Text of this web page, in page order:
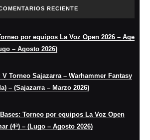
RECIENTE
por equipos La Voz Open 2026 – Age
– Agosto 2026)
V Torneo Sajazarra – Warhammer Fantasy
– (Sajazarra – Marzo 2026)
Bases: Torneo por equipos La Voz Open
(4ª) – (Lugo – Agosto 2026)